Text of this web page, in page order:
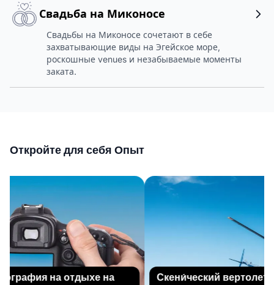
Свадьба на Миконосе
Свадьбы на Миконосе сочетают в себе
захватывающие виды на Эгейское море,
роскошные venues и незабываемые моменты
заката.
Откройте для себя Опыт
на отдыхе на
Скени́ческий